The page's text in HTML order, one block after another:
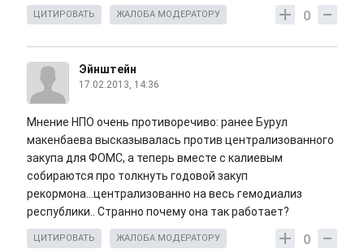
0
ЦИТИРОВАТЬ ЖАЛОБА МОДЕРАТОРУ
Эйнштейн
17.02.2013, 14:36
Мнение НПО очень противоречиво: ранее Бурул
макенбаева высказывалась против централизованного
закупа для ФОМС, а теперь вместе с калиевым
собираются про толкнуть годовой закуп
рекормона...централизованно на весь гемодиализ
республики.. Странно почему она так работает?
0
ЦИТИРОВАТЬ ЖАЛОБА МОДЕРАТОРУ